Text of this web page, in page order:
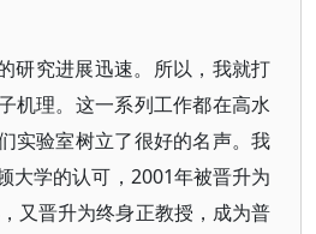
研究进展迅速。所以，我就打
机理。这一系列工作都在高水
实验室树立了很好的名声。我
大学的认可，2001年被晋升为
又晋升为终身正教授，成为普